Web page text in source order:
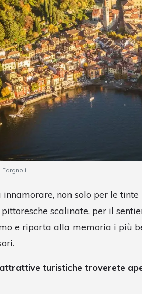
non solo per le
scalinate, per il
e riporta alla memoria i più
turistiche troverete